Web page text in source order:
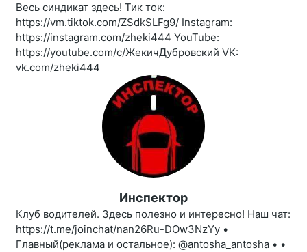
Весь синдикат здесь! Тик ток:
https://vm.tiktok.com/ZSdkSLFg9/ Instagram:
https://instagram.com/zheki444 YouTube:
https://youtube.com/c/ЖекичДубровский VK:
vk.com/zheki444
Инспектор
Клуб водителей. Здесь полезно и интересно! Наш чат:
https://t.me/joinchat/nan26Ru-DOw3NzYy •
Главный(реклама и остальное): @antosha_antosha • •